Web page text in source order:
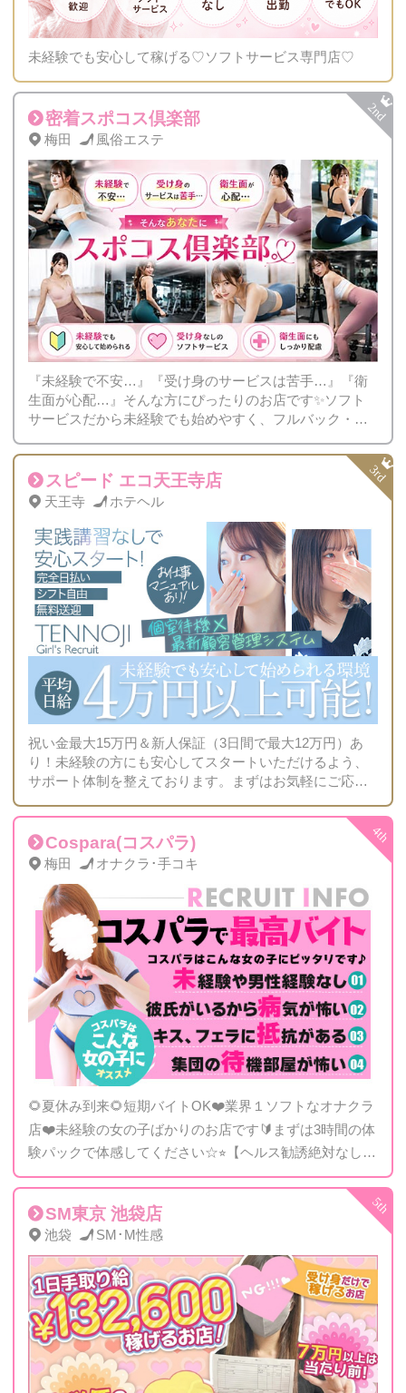
未経験でも安心して稼げる♡ソフトサービス専門店♡
密着スポコス倶楽部
梅田 風俗エステ
『未経験で不安…』『受け身のサービスは苦手…』『衛
生面が心配…』そんな方にぴったりのお店です✨ソフト
サービスだから未経験でも始めやすく、フルバック・税
スピード エコ天王寺店
天王寺 ホテヘル
祝い金最大15万円＆新人保証（3日間で最大12万円）あ
り！未経験の方にも安心してスタートいただけるよう、
サポート体制を整えております。まずはお気軽にご応募
Cospara(コスパラ)
梅田 オナクラ･手コキ
🌻夏休み到来🌻短期バイトOK❤️業界１ソフトなオナクラ
店❤️未経験の女の子ばかりのお店です🔰まずは3時間の体
験パックで体感してください☆⭐︎【ヘルス勧誘絶対なし】
SM東京 池袋店
池袋 SM･M性感